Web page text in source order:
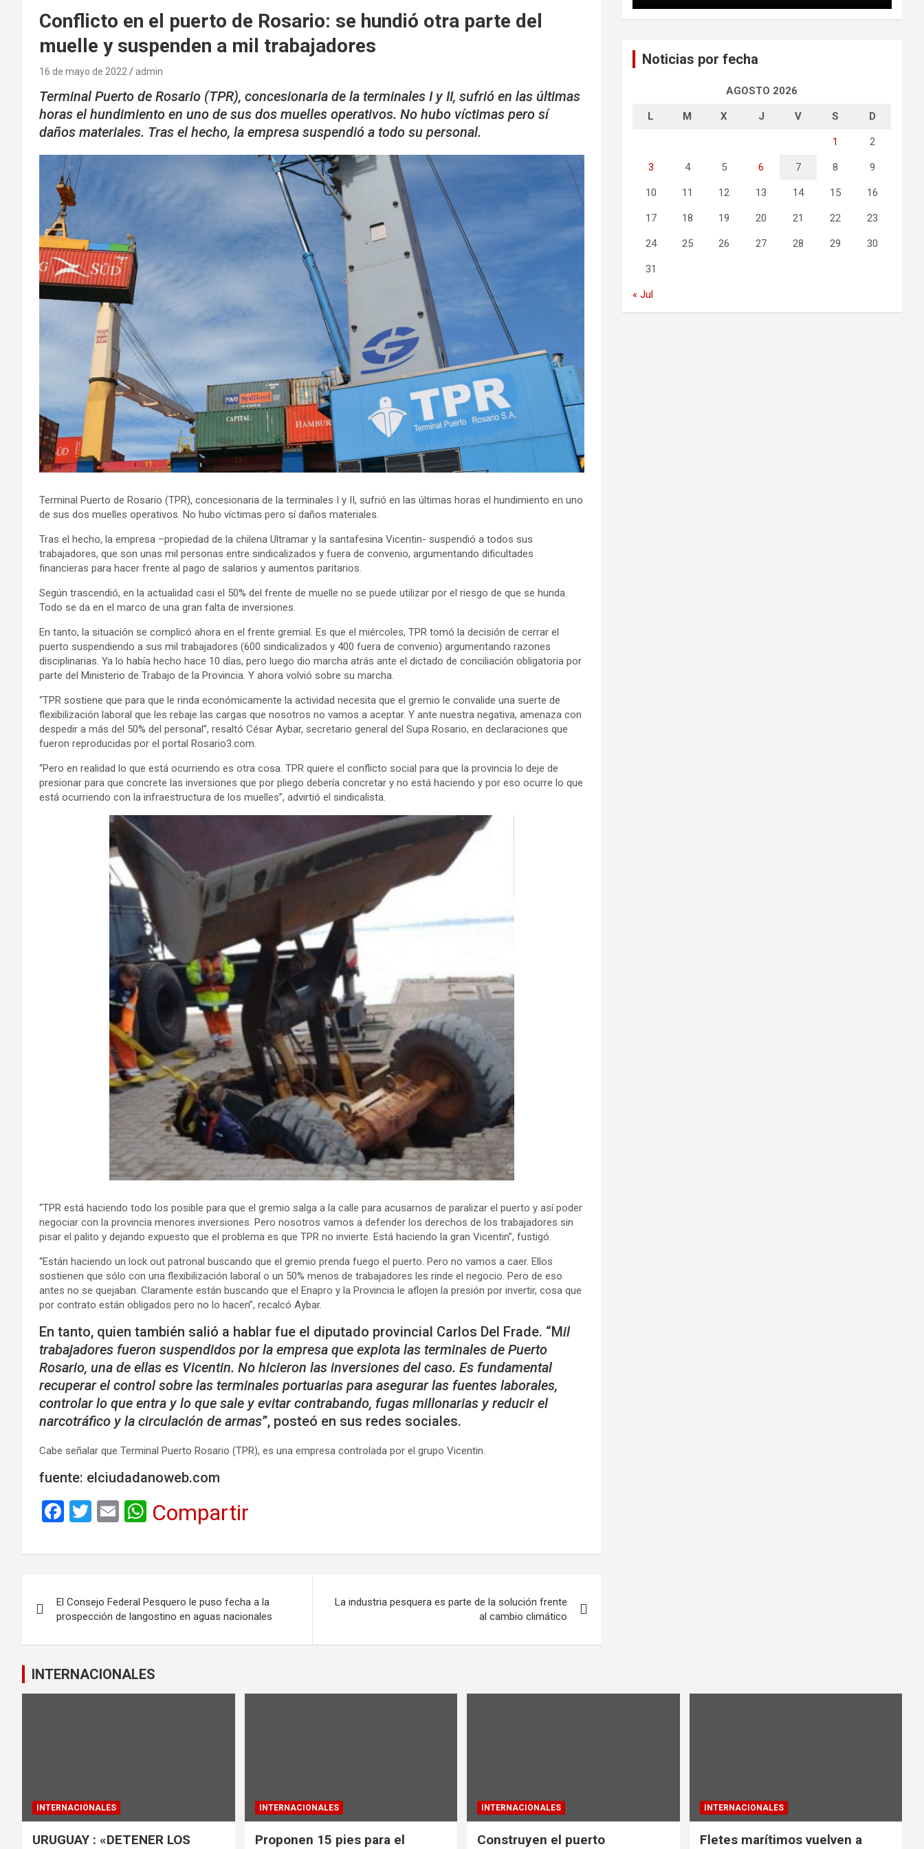
Conflicto en el puerto de Rosario: se hundió otra parte del
muelle y suspenden a mil trabajadores
16 de mayo de 2022 admin
Terminal Puerto de Rosario (TPR), concesionaria de la terminales I y II, sufrió en las últimas
horas el hundimiento en uno de sus dos muelles operativos. No hubo víctimas pero sí
daños materiales. Tras el hecho, la empresa suspendió a todo su personal.
Terminal Puerto de Rosario (TPR), concesionaria de la terminales I y II, sufrió en las últimas horas el hundimiento en uno
de sus dos muelles operativos. No hubo víctimas pero sí daños materiales.
Tras el hecho, la empresa –propiedad de la chilena Ultramar y la santafesina Vicentin- suspendió a todos sus
trabajadores, que son unas mil personas entre sindicalizados y fuera de convenio, argumentando dificultades
financieras para hacer frente al pago de salarios y aumentos paritarios.
Según trascendió, en la actualidad casi el 50% del frente de muelle no se puede utilizar por el riesgo de que se hunda.
Todo se da en el marco de una gran falta de inversiones.
En tanto, la situación se complicó ahora en el frente gremial. Es que el miércoles, TPR tomó la decisión de cerrar el
puerto suspendiendo a sus mil trabajadores (600 sindicalizados y 400 fuera de convenio) argumentando razones
disciplinarias. Ya lo había hecho hace 10 días, pero luego dio marcha atrás ante el dictado de conciliación obligatoria por
parte del Ministerio de Trabajo de la Provincia. Y ahora volvió sobre su marcha.
“TPR sostiene que para que le rinda económicamente la actividad necesita que el gremio le convalide una suerte de
flexibilización laboral que les rebaje las cargas que nosotros no vamos a aceptar. Y ante nuestra negativa, amenaza con
despedir a más del 50% del personal”, resaltó César Aybar, secretario general del Supa Rosario, en declaraciones que
fueron reproducidas por el portal Rosario3.com.
“Pero en realidad lo que está ocurriendo es otra cosa. TPR quiere el conflicto social para que la provincia lo deje de
presionar para que concrete las inversiones que por pliego debería concretar y no está haciendo y por eso ocurre lo que
está ocurriendo con la infraestructura de los muelles”, advirtió el sindicalista.
“TPR está haciendo todo los posible para que el gremio salga a la calle para acusarnos de paralizar el puerto y así poder
negociar con la provincia menores inversiones. Pero nosotros vamos a defender los derechos de los trabajadores sin
pisar el palito y dejando expuesto que el problema es que TPR no invierte. Está haciendo la gran Vicentin”, fustigó.
“Están haciendo un lock out patronal buscando que el gremio prenda fuego el puerto. Pero no vamos a caer. Ellos
sostienen que sólo con una flexibilización laboral o un 50% menos de trabajadores les rinde el negocio. Pero de eso
antes no se quejaban. Claramente están buscando que el Enapro y la Provincia le aflojen la presión por invertir, cosa que
por contrato están obligados pero no lo hacen”, recalcó Aybar.
En tanto, quien también salió a hablar fue el diputado provincial Carlos Del Frade. “Mil
trabajadores fueron suspendidos por la empresa que explota las terminales de Puerto
Rosario, una de ellas es Vicentin. No hicieron las inversiones del caso. Es fundamental
recuperar el control sobre las terminales portuarias para asegurar las fuentes laborales,
controlar lo que entra y lo que sale y evitar contrabando, fugas millonarias y reducir el
narcotráfico y la circulación de armas”, posteó en sus redes sociales.
Cabe señalar que Terminal Puerto Rosario (TPR), es una empresa controlada por el grupo Vicentin.
fuente: elciudadanoweb.com
F
ce
o
o
k
T
tt
E
ail
W
at
A
p
p
Compartir
de
entradas
El Consejo Federal Pesquero le puso fecha a la
prospección de langostino en aguas nacionales
La industria pesquera es parte de la solución frente
al cambio climático
Noticias por fecha
AGOSTO 2026
L M X J V S D
1 2
3 4 5 6 7 8 9
10 11 12 13 14 15 16
17 18 19 20 21 22 23
24 25 26 27 28 29 30
31
« Jul
INTERNACIONALES
INTERNACIONALES
URUGUAY : «DETENER LOS
INTERNACIONALES
Proponen 15 pies para el
INTERNACIONALES
Construyen el puerto
INTERNACIONALES
Fletes marítimos vuelven a